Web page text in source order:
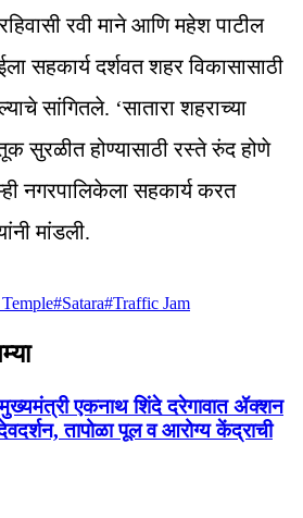
रवी माने आणि महेश पाटील
सहकार्य दर्शवत शहर विकासासाठी
सांगितले. ‘सातारा शहराच्या
सुरळीत होण्यासाठी रस्ते रुंद होणे
नगरपालिकेला सहकार्य करत
मांडली.
#Satara#Traffic Jam
एकनाथ शिंदे दरेगावात ॲक्शन
तापोळा पूल व आरोग्य केंद्राची